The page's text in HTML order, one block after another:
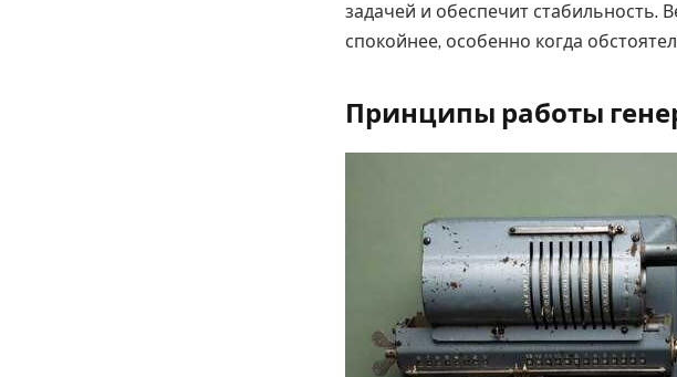
задачей и обеспечит
спокойнее, особенно когда
Принципы работы